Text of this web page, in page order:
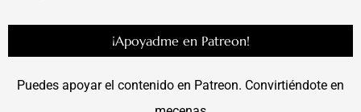
¡Apoyadme en Patreon!
Puedes apoyar el contenido en Patreon. Convirtiéndote en